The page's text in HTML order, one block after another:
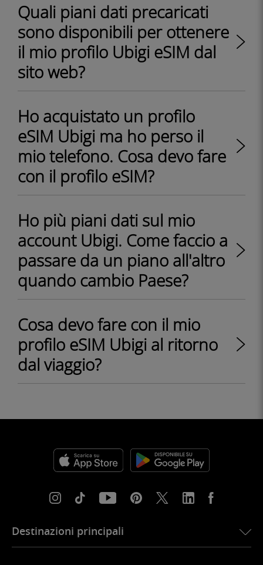
Quali piani dati precaricati
sono disponibili per ottenere
il mio profilo Ubigi eSIM dal
sito web?
Ho acquistato un profilo
eSIM Ubigi ma ho perso il
mio telefono. Cosa devo fare
con il profilo eSIM?
Ho più piani dati sul mio
account Ubigi. Come faccio a
passare da un piano all'altro
quando cambio Paese?
Cosa devo fare con il mio
profilo eSIM Ubigi al ritorno
dal viaggio?
Destinazioni principali